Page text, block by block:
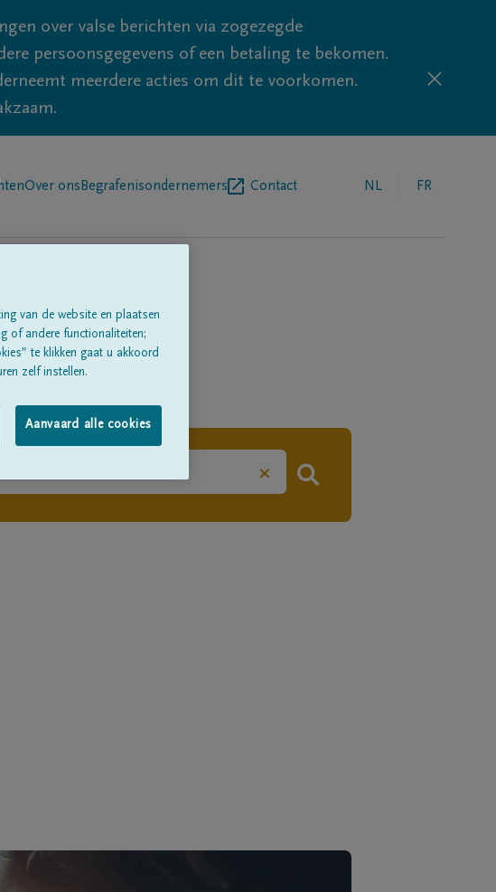
over valse berichten via zogezegde
persoonsgegevens of een betaling te bekomen.
meerdere acties om dit te voorkomen.
Over ons Begrafenisondernemers Contact NL FR
×
van de website en plaatsen
of andere functionaliteiten;
te klikken gaat u akkoord
zelf instellen.
Aanvaard alle cookies